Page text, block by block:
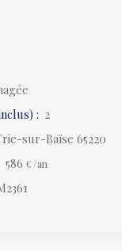
: 2
sur-Baïse 65220
586€ /an